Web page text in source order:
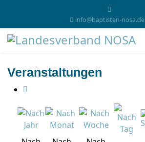
info@baptisten-nosa.de
Veranstaltungen